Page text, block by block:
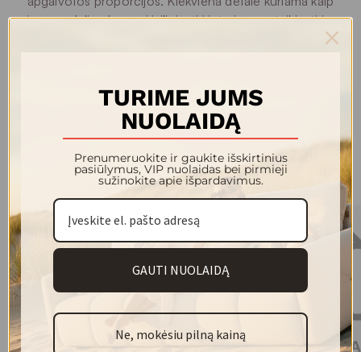
visumos dalis - lengvai įsiliejanti į interjerą, suteikianti jam
medžiagiškumo grynumą ir itališką dizaino lengvumą.
Kolekcijos modeliai
TURIME JUMS
NUOLAIDĄ
Prenumeruokite ir gaukite išskirtinius
pasiūlymus, VIP nuolaidas bei pirmieji
sužinokite apie išpardavimus.
GAUTI NUOLAIDĄ
Ne, mokėsiu pilną kainą